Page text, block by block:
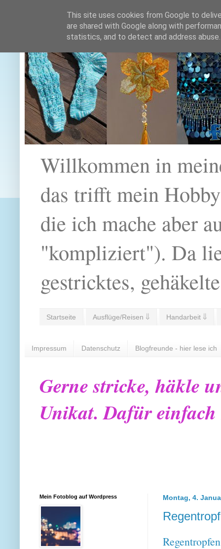
Willkommen in
das trifft mein
die ich mache aber
"kompliziert"). Da
gestricktes,
Startseite Ausflüge/Reisen ⇓ Handarbeit ⇓
Impressum Datenschutz Blogfreunde - hier lese ich
Gerne stricke, häkle
Unikat. Dafür
Montag, 4.
Mein Fotoblog auf Wordpress
This site uses cookies from Google to
are shared with Google along with
statistics, and to detect and address abuse.